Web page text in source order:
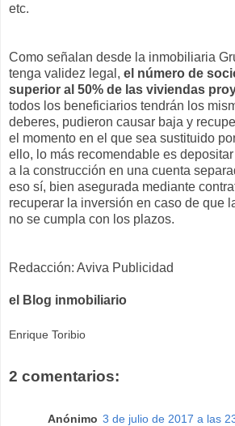
etc.
Como señalan desde la inmobiliaria
tenga validez legal, el número de
superior al 50% de las viviendas
todos los beneficiarios tendrán los
deberes, pudieron causar baja y
el momento en el que sea sustituido
ello, lo más recomendable es
a la construcción en una cuenta
eso sí, bien asegurada mediante
recuperar la inversión en caso de que
no se cumpla con los plazos.
Redacción: Aviva Publicidad
el Blog inmobiliario
Enrique Toribio
2 comentarios:
Anónimo 3 de julio de 2017 a las